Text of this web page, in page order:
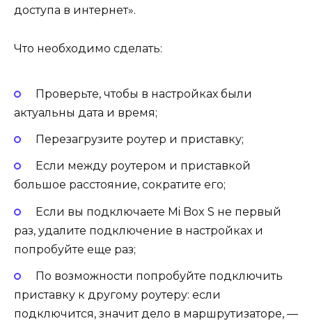
доступа в интернет».
Что необходимо сделать:
Проверьте, чтобы в настройках были
актуальны дата и время;
Перезагрузите роутер и приставку;
Если между роутером и приставкой
большое расстояние, сократите его;
Если вы подключаете Mi Box S не первый
раз, удалите подключение в настройках и
попробуйте еще раз;
По возможности попробуйте подключить
приставку к другому роутеру: если
подключится, значит дело в маршрутизаторе, —